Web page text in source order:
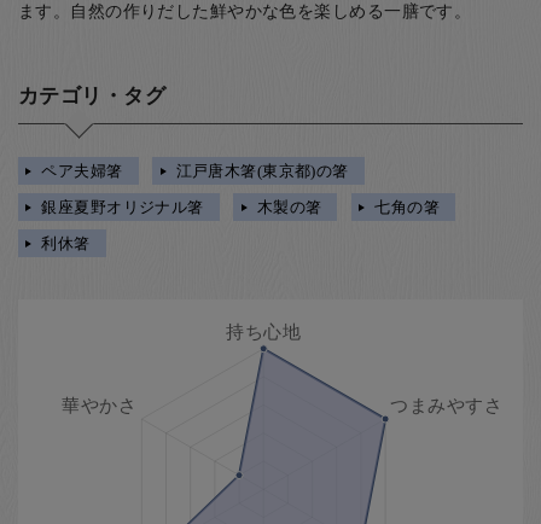
ます。自然の作りだした鮮やかな色を楽しめる一膳です。
カテゴリ・タグ
ペア夫婦箸
江戸唐木箸(東京都)の箸
銀座夏野オリジナル箸
木製の箸
七角の箸
利休箸